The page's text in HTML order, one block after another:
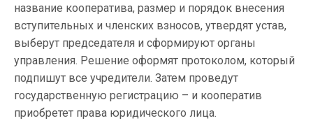
название кооператива, размер и порядок внесения
вступительных и членских взносов, утвердят устав,
выберут председателя и сформируют органы
управления. Решение оформят протоколом, который
подпишут все учредители. Затем проведут
государственную регистрацию – и кооператив
приобретет права юридического лица.